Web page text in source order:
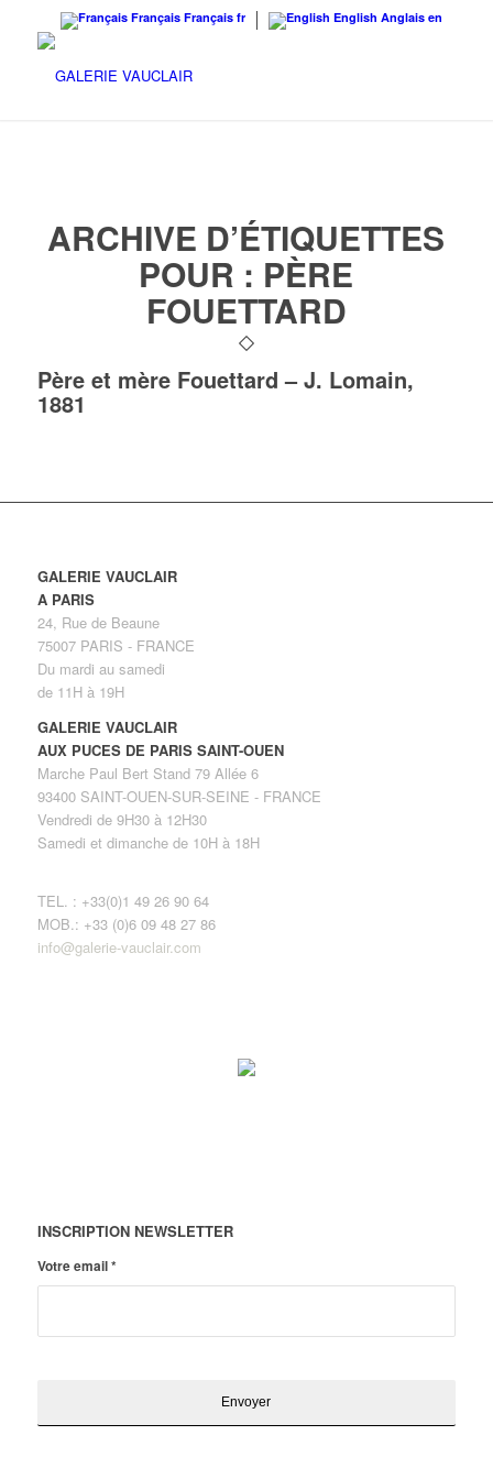
Français Français fr English Anglais en
ARCHIVE D’ÉTIQUETTES
POUR : PÈRE
FOUETTARD
Père et mère Fouettard – J. Lomain,
1881
GALERIE VAUCLAIR
A PARIS
24, Rue de Beaune
75007 PARIS - FRANCE
Du mardi au samedi
de 11H à 19H
GALERIE VAUCLAIR
AUX PUCES DE PARIS SAINT-OUEN
Marche Paul Bert Stand 79 Allée 6
93400 SAINT-OUEN-SUR-SEINE - FRANCE
Vendredi de 9H30 à 12H30
Samedi et dimanche de 10H à 18H
TEL. : +33(0)1 49 26 90 64
MOB.: +33 (0)6 09 48 27 86
info@galerie-vauclair.com
INSCRIPTION NEWSLETTER
Votre email*